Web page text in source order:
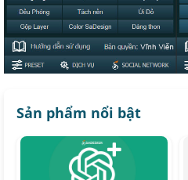
Sản phẩm nổi bật